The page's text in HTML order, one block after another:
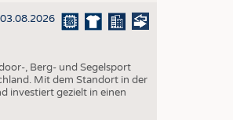
03.08.2026
, Berg- und Segelsport
Mit dem Standort in der
investiert gezielt in einen